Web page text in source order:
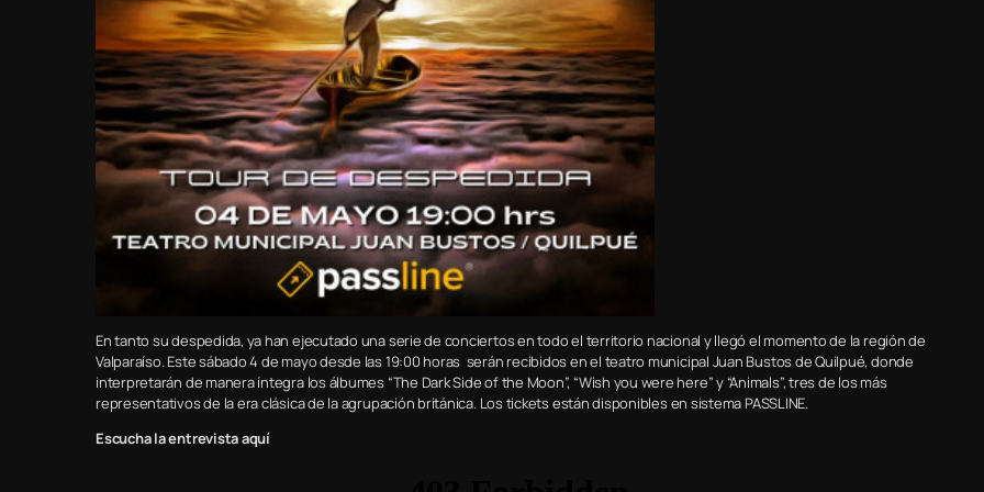
En tanto su despedida, ya han ejecutado una serie de conciertos en todo el territorio nacional y llegó el momento de la región de
Valparaíso. Este sábado 4 de mayo desde las 19:00 horas serán recibidos en el teatro municipal Juan Bustos de Quilpué, donde
interpretarán de manera íntegra los álbumes “The Dark Side of the Moon”, “Wish you were here” y “Animals”, tres de los más
representativos de la era clásica de la agrupación británica. Los tickets están disponibles en sistema PASSLINE.
Escucha la entrevista aquí